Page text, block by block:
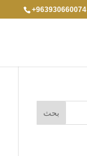
+963930660074